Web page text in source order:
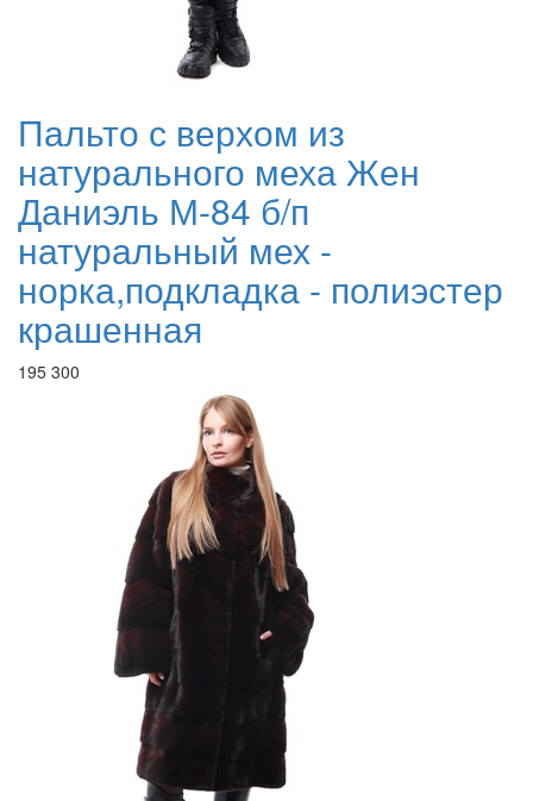
Пальто с верхом из
натурального меха Жен
Даниэль М-84 б/п
натуральный мех -
норка,подкладка - полиэстер
крашенная
195 300